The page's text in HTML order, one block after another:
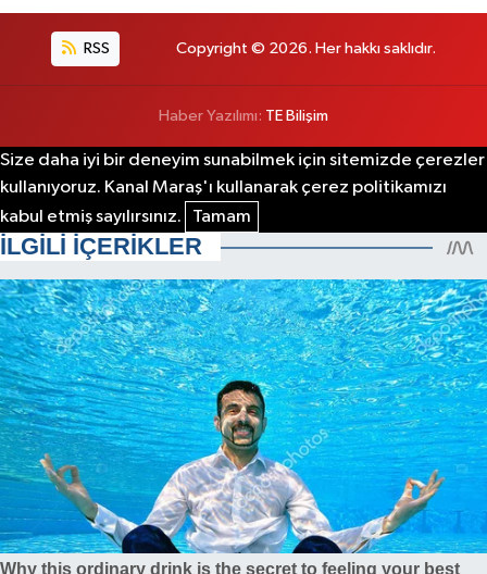
RSS Copyright © 2026. Her hakkı saklıdır.
Haber Yazılımı: TE Bilişim
Size daha iyi bir deneyim sunabilmek için sitemizde çerezler
kullanıyoruz. Kanal Maraş'ı kullanarak çerez politikamızı
kabul etmiş sayılırsınız.
Tamam